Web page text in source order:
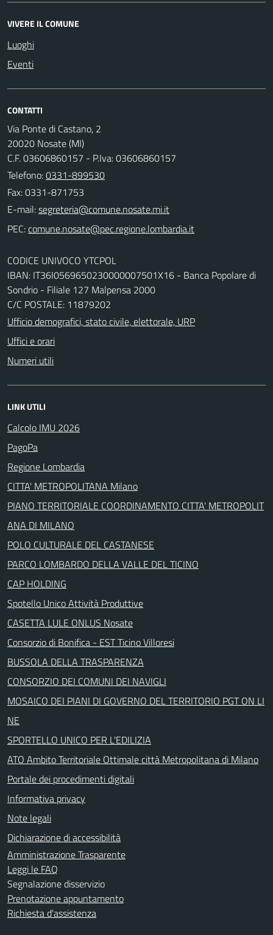
VIVERE IL COMUNE
Luoghi
Eventi
CONTATTI
Via Ponte di Castano, 2
20020 Nosate (MI)
C.F. 03606860157 - P.Iva: 03606860157
Telefono:0331-899530
Fax: 0331-871753
E-mail:
PEC:
CODICE UNIVOCO YTCPOL
IBAN: IT36I0569650230000007501X16 - Banca Popolare di
Sondrio - Filiale 127 Malpensa 2000
C/C POSTALE: 11879202
Ufficio demografici, stato civile, elettorale, URP
Uffici e orari
Numeri utili
LINK UTILI
Calcolo IMU 2026
PagoPa
Regione Lombardia
CITTA' METROPOLITANA Milano
PIANO TERRITORIALE COORDINAMENTO CITTA' METROPOLIT
ANA DI MILANO
POLO CULTURALE DEL CASTANESE
PARCO LOMBARDO DELLA VALLE DEL TICINO
CAP HOLDING
Spotello Unico Attività Produttive
CASETTA LULE ONLUS Nosate
Consorzio di Bonifica - EST Ticino Villoresi
BUSSOLA DELLA TRASPARENZA
CONSORZIO DEI COMUNI DEI NAVIGLI
MOSAICO DEI PIANI DI GOVERNO DEL TERRITORIO PGT ON LI
NE
SPORTELLO UNICO PER L'EDILIZIA
ATO Ambito Territoriale Ottimale città Metropolitana di Milano
Portale dei procedimenti digitali
Informativa privacy
Note legali
Dichiarazione di accessibilità
Amministrazione Trasparente
Leggi le FAQ
Segnalazione disservizio
Prenotazione appuntamento
Richiesta d'assistenza